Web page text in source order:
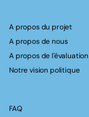
A propos du projet
A propos de nous
A propos de l'évaluation
Notre vision politique
FAQ